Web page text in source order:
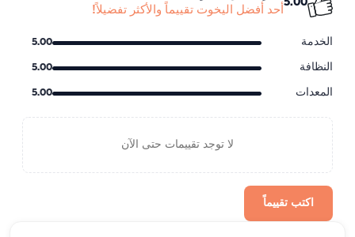
5.00
أحد أفضل اليخوت تقييماً والأكثر تفضيلاً!
الخدمة 5.00
النظافة 5.00
المعدات 5.00
لا توجد تقييمات حتى الآن
اكتب تقييماً